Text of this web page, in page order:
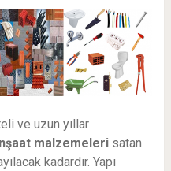
ve uzun yıllar
malzemeleri satan
kadardır. Yapı